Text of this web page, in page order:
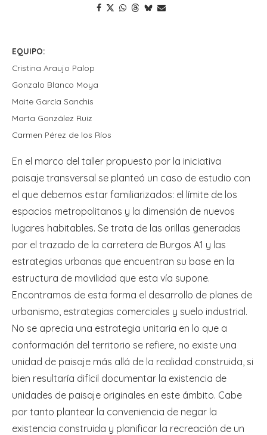
EQUIPO:
Cristina Araujo Palop
Gonzalo Blanco Moya
Maite García Sanchis
Marta González Ruiz
Carmen Pérez de los Ríos
En el marco del taller propuesto por la iniciativa
paisaje transversal se planteó un caso de estudio con
el que debemos estar familiarizados: el límite de los
espacios metropolitanos y la dimensión de nuevos
lugares habitables. Se trata de las orillas generadas
por el trazado de la carretera de Burgos A1 y las
estrategias urbanas que encuentran su base en la
estructura de movilidad que esta vía supone.
Encontramos de esta forma el desarrollo de planes de
urbanismo, estrategias comerciales y suelo industrial.
No se aprecia una estrategia unitaria en lo que a
conformación del territorio se refiere, no existe una
unidad de paisaje más allá de la realidad construida, si
bien resultaría difícil documentar la existencia de
unidades de paisaje originales en este ámbito. Cabe
por tanto plantear la conveniencia de negar la
existencia construida y planificar la recreación de un